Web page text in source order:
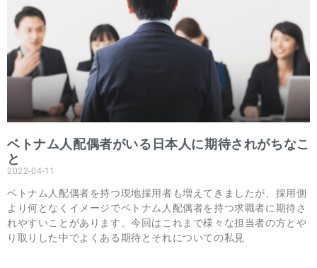
ベトナム人配偶者がいる日本人に期待されがちなこ
と
2022-04-11
ベトナム人配偶者を持つ現地採用者も増えてきましたが、採用側
より何となくイメージでベトナム人配偶者を持つ求職者に期待さ
れやすいことがあります。今回はこれまで様々な担当者の方とや
り取りした中でよくある期待とそれについての私見